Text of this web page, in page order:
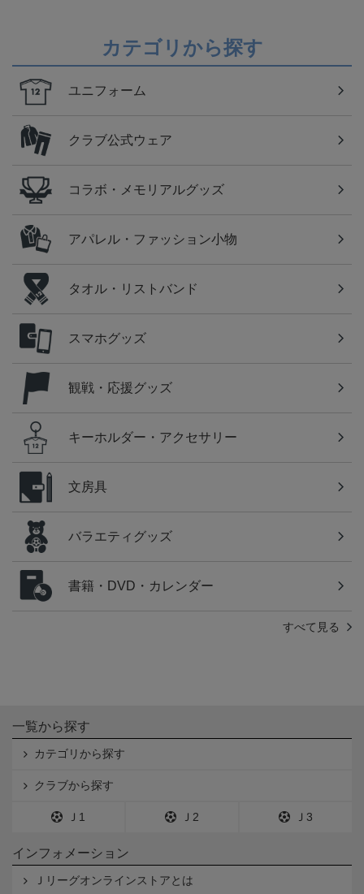
カテゴリから探す
ユニフォーム
クラブ公式ウェア
コラボ・メモリアルグッズ
アパレル・ファッション小物
タオル・リストバンド
スマホグッズ
観戦・応援グッズ
キーホルダー・アクセサリー
文房具
バラエティグッズ
書籍・DVD・カレンダー
すべて見る
一覧から探す
カテゴリから探す
クラブから探す
Ｊ1 Ｊ2 Ｊ3
インフォメーション
Ｊリーグオンラインストアとは